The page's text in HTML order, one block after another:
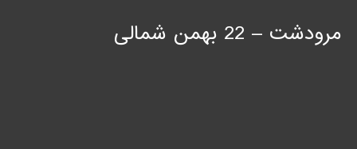
مرودشت – 22 بهمن شمالی